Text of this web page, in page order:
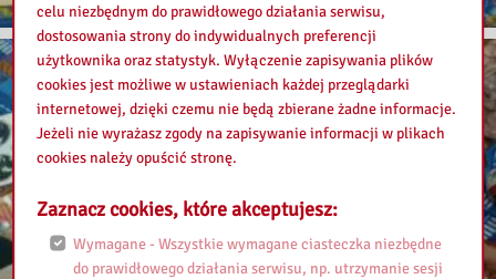
celu niezbędnym do prawidłowego działania serwisu,
dostosowania strony do indywidualnych preferencji
użytkownika oraz statystyk. Wyłączenie zapisywania plików
cookies jest możliwe w ustawieniach każdej przeglądarki
internetowej, dzięki czemu nie będą zbierane żadne informacje.
Jeżeli nie wyrażasz zgody na zapisywanie informacji w plikach
cookies należy opuścić stronę.
Zaznacz cookies, które akceptujesz:
Wymagane - Wszystkie wymagane ciasteczka niezbędne
do prawidłowego działania serwisu, np. utrzymanie sesji